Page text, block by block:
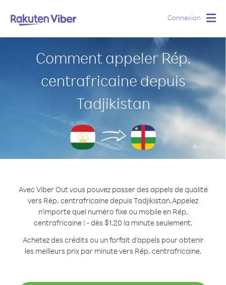
Connexion
Comment appeler Rép.
centrafricaine depuis
Tadjikistan
Avec Viber Out vous pouvez passer des appels de qualité
vers Rép. centrafricaine depuis Tadjikistan.Appelez
n'importe quel numéro fixe ou mobile en Rép.
centrafricaine ! - dès $1.20 la minute seulement.
Achetez des crédits ou un forfait d’appels pour obtenir
les meilleurs prix par minute vers Rép. centrafricaine.